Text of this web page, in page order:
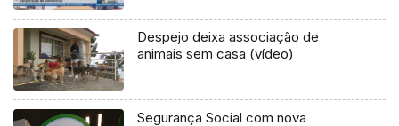
Despejo deixa associação de
animais sem casa (vídeo)
Segurança Social com nova